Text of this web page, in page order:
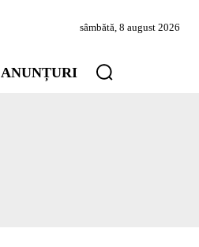
sâmbătă, 8 august 2026
ANUNȚURI